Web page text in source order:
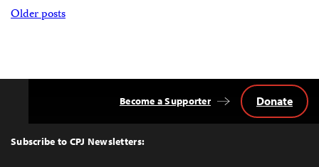
Posts
Older posts
Top
Subscribe to CPJ Newsletters:
Become a Supporter Donate